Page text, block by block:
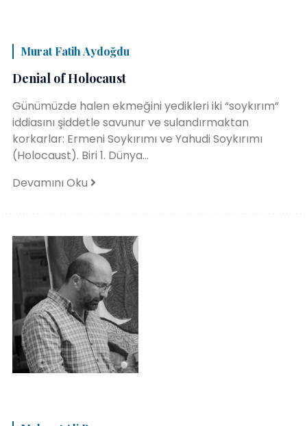
Murat Fatih Aydoğdu
Denial of Holocaust
Günümüzde halen ekmeğini yedikleri iki “soykırım”
iddiasını şiddetle savunur ve sulandırmaktan
korkarlar: Ermeni Soykırımı ve Yahudi Soykırımı
(Holocaust). Biri 1. Dünya...
Devamını Oku